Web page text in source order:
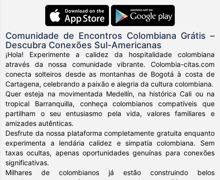
Comunidade de Encontros Colombiana Grátis –
Descubra Conexões Sul-Americanas
¡Hola! Experimente a calidez da hospitalidade colombiana
através da nossa comunidade vibrante. Colombia-citas.com
conecta solteiros desde as montanhas de Bogotá à costa de
Cartagena, celebrando a paixão e alegria da cultura colombiana.
Quer esteja na movimentada Medellín, na histórica Cali ou na
tropical Barranquilla, conheça colombianos compatíveis que
partilham o seu entusiasmo pela vida, valores familiares e
amizades autênticas.
Desfrute da nossa plataforma completamente gratuita enquanto
experimenta a lendária calidez e simpatia colombiana. Sem
taxas ocultas, apenas oportunidades genuínas para conexões
significativas.
Milhares de colombianos já estão construindo belos